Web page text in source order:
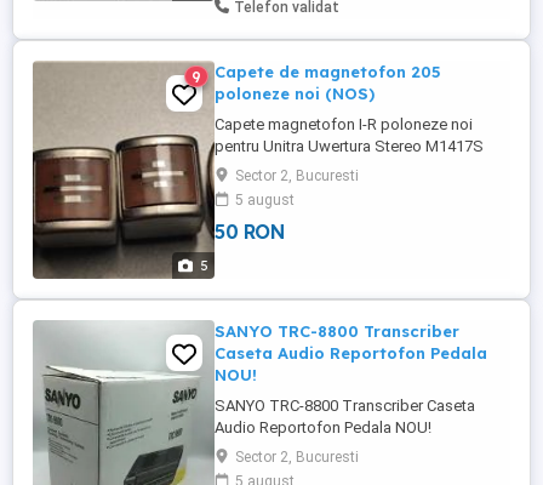
Telefon validat
5
9
Capete de magnetofon 205
poloneze noi (NOS)
Capete magnetofon I-R poloneze noi
pentru Unitra Uwertura Stereo M1417S
Rezistenta pe fiecare canal 200 ohm +
-5%, cu priza mediana. Prinderea originala
se face cu doua suruburi. Dimensiunile
sunt cele din desen. Pot fi adaptate cu
Sector 2, Bucuresti
5 august
50 RON
SANYO TRC-8800 Transcriber
Caseta Audio Reportofon Pedala
NOU!
SANYO TRC-8800 Transcriber Caseta
Audio Reportofon Pedala NOU!
Sector 2, Bucuresti
5 august